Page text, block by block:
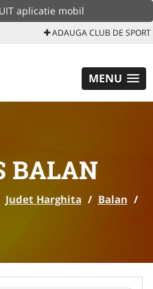
aplicatie mobil
ADAUGA CLUB DE SPORT
MENU
BALAN
Judet Harghita / Balan /